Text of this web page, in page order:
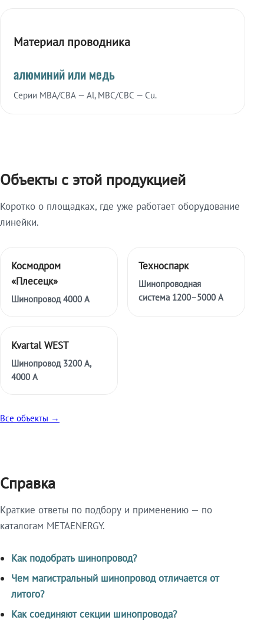
Материал проводника
алюминий или медь
Серии МВА/СВА — Al, МВС/СВС — Cu.
Объекты с этой продукцией
Коротко о площадках, где уже работает оборудование
линейки.
Космодром
«Плесецк»
Шинопровод 4000 А
Техноспарк
Шинопроводная
система 1200–5000 А
Kvartal WEST
Шинопровод 3200 А,
4000 А
Все объекты →
Справка
Краткие ответы по подбору и применению — по
каталогам METAENERGY.
Как подобрать шинопровод?
Чем магистральный шинопровод отличается от
литого?
Как соединяют секции шинопровода?